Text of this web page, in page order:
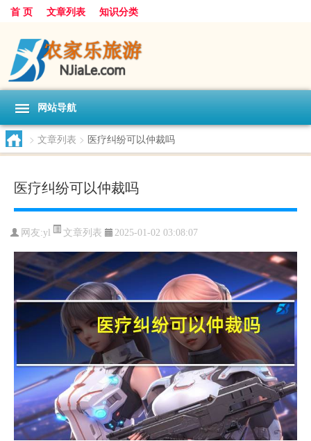
首 页 文章列表 知识分类
网站导航
> 文章列表 > 医疗纠纷可以仲裁吗
医疗纠纷可以仲裁吗
网友:yl 文章列表 2025-01-02 03:08:07